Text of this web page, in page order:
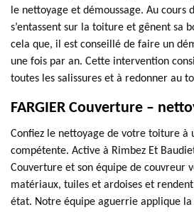
le nettoyage et démoussage. Au cours
s’entassent sur la toiture et gênent sa
cela que, il est conseillé de faire un
une fois par an. Cette intervention
toutes les salissures et à redonner au
FARGIER Couverture –
Confiez le nettoyage de votre toiture à
compétente. Active à Rimbez Et
Couverture et son équipe de couvreur
matériaux, tuiles et ardoises et
état. Notre équipe aguerrie applique